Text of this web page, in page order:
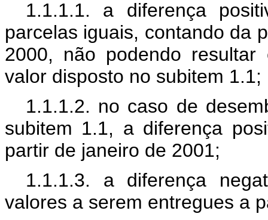
1.1.1.1. a diferença
parcelas iguais, contando da
2000, não podendo
valor disposto no subitem 1.1;
1.1.1.2. no caso de
subitem 1.1, a diferença
partir de janeiro de 2001;
1.1.1.3. a diferença
valores a serem entregues a